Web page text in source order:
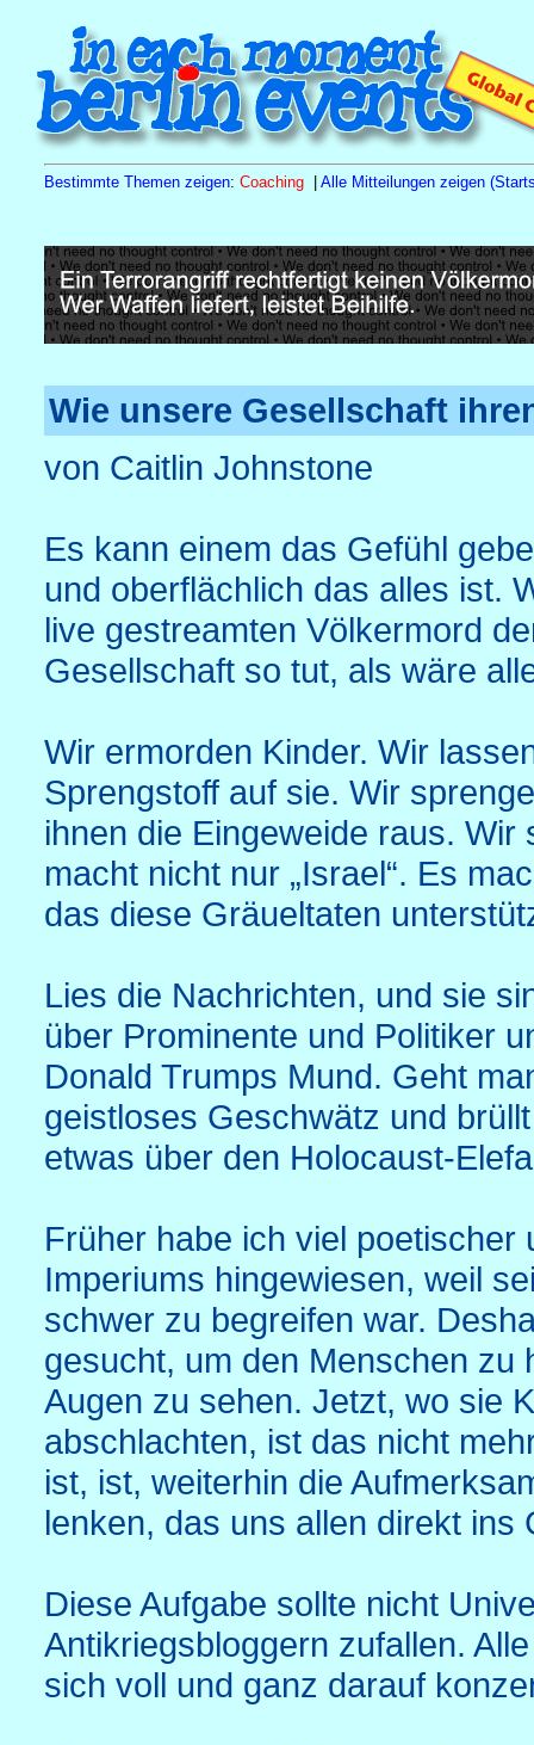
Bestimmte Themen zeigen: Coaching| Alle Mitteilungen zeigen
Sa 15.8.26 10.00 h Tagesseminar Familienstellen
Wie unsere Gesellschaft
von Caitlin Johnstone
Es kann einem das Gefühl
und oberflächlich das alles ist.
live gestreamten Völkermord
Gesellschaft so tut, als wäre
Wir ermorden Kinder. Wir
Sprengstoff auf sie. Wir
ihnen die Eingeweide raus.
macht nicht nur „Israel“. Es
das diese Gräueltaten
Lies die Nachrichten, und sie
über Prominente und Politiker
Donald Trumps Mund. Geht
geistloses Geschwätz und
etwas über den Holocaust-
Früher habe ich viel
Imperiums hingewiesen, weil
schwer zu begreifen war.
gesucht, um den Menschen zu
Augen zu sehen. Jetzt, wo sie
abschlachten, ist das nicht
ist, ist, weiterhin die
lenken, das uns allen direkt ins
Diese Aufgabe sollte nicht
Antikriegsbloggern zufallen.
sich voll und ganz darauf